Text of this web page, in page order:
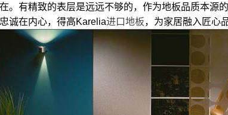
。有精致的表层是远远不够的，作为地板品质本源
诚在内心，得高Karelia进口地板，为家居融入匠心